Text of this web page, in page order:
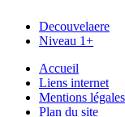
Decouvelaere
Niveau 1+
Accueil
Liens internet
Mentions légales
Plan du site